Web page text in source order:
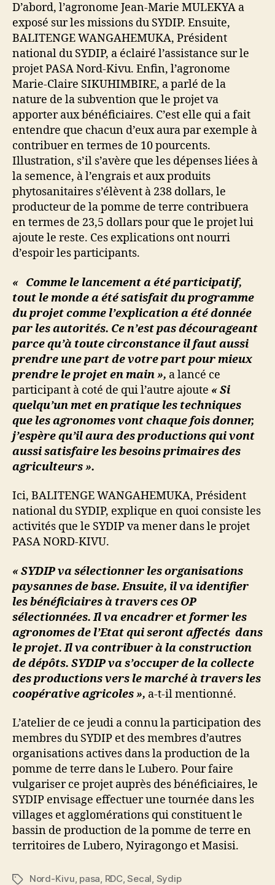
D’abord, l’agronome Jean-Marie MULEKYA a
exposé sur les missions du SYDIP. Ensuite,
BALITENGE WANGAHEMUKA, Président
national du SYDIP, a éclairé l’assistance sur le
projet PASA Nord-Kivu. Enfin, l’agronome
Marie-Claire SIKUHIMBIRE, a parlé de la
nature de la subvention que le projet va
apporter aux bénéficiaires. C’est elle qui a fait
entendre que chacun d’eux aura par exemple à
contribuer en termes de 10 pourcents.
Illustration, s’il s’avère que les dépenses liées à
la semence, à l’engrais et aux produits
phytosanitaires s’élèvent à 238 dollars, le
producteur de la pomme de terre contribuera
en termes de 23,5 dollars pour que le projet lui
ajoute le reste. Ces explications ont nourri
d’espoir les participants.
« Comme le lancement a été participatif,
tout le monde a été satisfait du programme
du projet comme l’explication a été donnée
par les autorités. Ce n’est pas décourageant
parce qu’à toute circonstance il faut aussi
prendre une part de votre part pour mieux
prendre le projet en main », a lancé ce
participant à coté de qui l’autre ajoute « Si
quelqu’un met en pratique les techniques
que les agronomes vont chaque fois donner,
j’espère qu’il aura des productions qui vont
aussi satisfaire les besoins primaires des
agriculteurs ».
Ici, BALITENGE WANGAHEMUKA, Président
national du SYDIP, explique en quoi consiste les
activités que le SYDIP va mener dans le projet
PASA NORD-KIVU.
« SYDIP va sélectionner les organisations
paysannes de base. Ensuite, il va identifier
les bénéficiaires à travers ces OP
sélectionnées. Il va encadrer et former les
agronomes de l’Etat qui seront affectés dans
le projet. Il va contribuer à la construction
de dépôts. SYDIP va s’occuper de la collecte
des productions vers le marché à travers les
coopérative agricoles », a-t-il mentionné.
L’atelier de ce jeudi a connu la participation des
membres du SYDIP et des membres d’autres
organisations actives dans la production de la
pomme de terre dans le Lubero. Pour faire
vulgariser ce projet auprès des bénéficiaires, le
SYDIP envisage effectuer une tournée dans les
villages et agglomérations qui constituent le
bassin de production de la pomme de terre en
territoires de Lubero, Nyiragongo et Masisi.
Nord-Kivu, pasa, RDC,Secal, Sydip